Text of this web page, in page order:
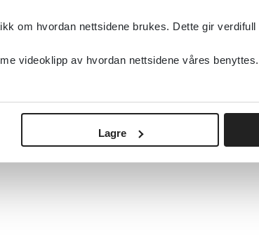
om hvordan nettsidene brukes. Dette gir
videoklipp av hvordan nettsidene våres
Lagre